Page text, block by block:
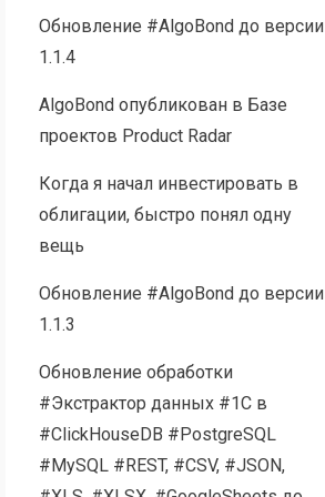
Обновление #AlgoBond до версии
1.1.4
AlgoBond опубликован в Базе
проектов Product Radar
Когда я начал инвестировать в
облигации, быстро понял одну
вещь
Обновление #AlgoBond до версии
1.1.3
Обновление обработки
#Экстрактор данных #1С в
#ClickHouseDB #PostgreSQL
#MySQL #REST, #CSV, #JSON,